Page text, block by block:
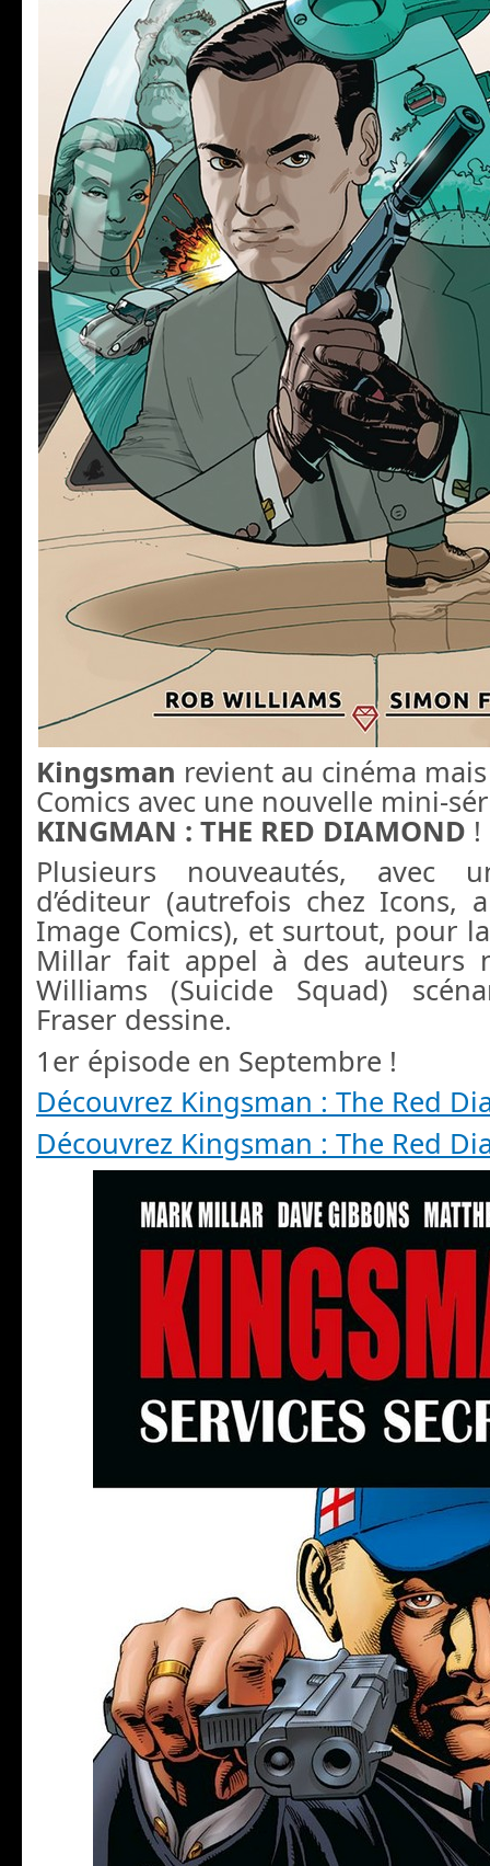
Kingsman revient au cinéma
Comics avec une nouvelle mini-
KINGMAN : THE RED DIAMOND !
Plusieurs nouveautés, avec
d’éditeur (autrefois chez Icons,
Image Comics), et surtout, pour
Millar fait appel à des auteurs
Williams (Suicide Squad)
Fraser dessine.
1er épisode en Septembre !
Découvrez Kingsman : The Red
Découvrez Kingsman : The Red